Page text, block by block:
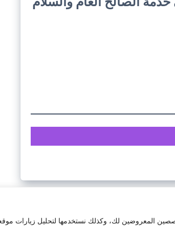
المعروضين لك، وكذلك نستخدمها لتحليل زيارات
خدمة الصالح العام والسلام